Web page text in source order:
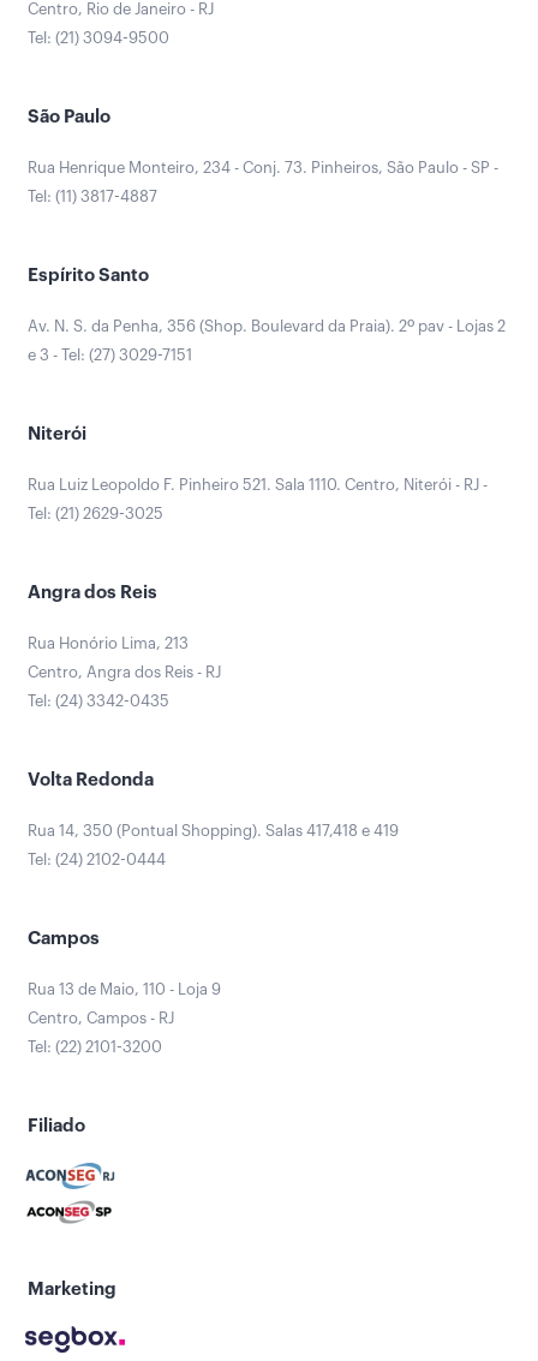
Centro, Rio de Janeiro - RJ
Tel: (21) 3094-9500
São Paulo
Rua Henrique Monteiro, 234 - Conj. 73. Pinheiros, São Paulo - SP -
Tel: (11) 3817-4887
Espírito Santo
Av. N. S. da Penha, 356 (Shop. Boulevard da Praia). 2º pav - Lojas 2
e 3 - Tel: (27) 3029-7151
Niterói
Rua Luiz Leopoldo F. Pinheiro 521. Sala 1110. Centro, Niterói - RJ -
Tel: (21) 2629-3025
Angra dos Reis
Rua Honório Lima, 213
Centro, Angra dos Reis - RJ
Tel: (24) 3342-0435
Volta Redonda
Rua 14, 350 (Pontual Shopping). Salas 417,418 e 419
Tel: (24) 2102-0444
Campos
Rua 13 de Maio, 110 - Loja 9
Centro, Campos - RJ
Tel: (22) 2101-3200
Filiado
Marketing